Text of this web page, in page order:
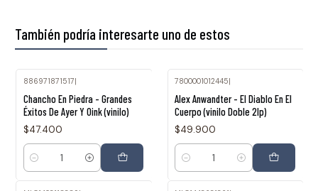
También podría interesarte uno de estos
886971871517|
Chancho En Piedra - Grandes
Éxitos De Ayer Y Oink (vinilo)
$47.400
Cantidad
7800001012445|
Alex Anwandter - El Diablo En El
Cuerpo (vinilo Doble 2lp)
$49.900
Cantidad